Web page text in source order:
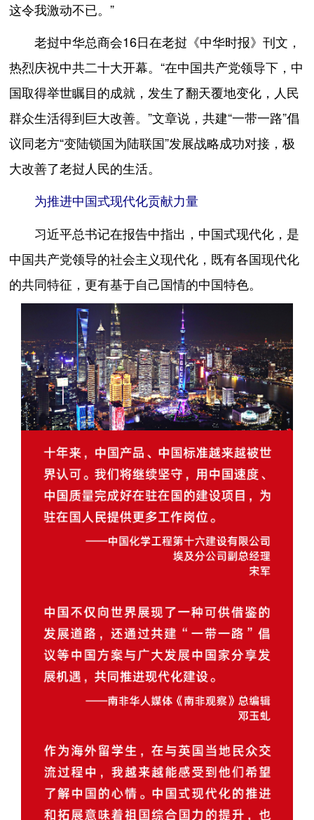
这令我激动不已。”
老挝中华总商会16日在老挝《中华时报》刊文，
热烈庆祝中共二十大开幕。“在中国共产党领导下，中
国取得举世瞩目的成就，发生了翻天覆地变化，人民
群众生活得到巨大改善。”文章说，共建“一带一路”倡
议同老方“变陆锁国为陆联国”发展战略成功对接，极
大改善了老挝人民的生活。
为推进中国式现代化贡献力量
习近平总书记在报告中指出，中国式现代化，是
中国共产党领导的社会主义现代化，既有各国现代化
的共同特征，更有基于自己国情的中国特色。